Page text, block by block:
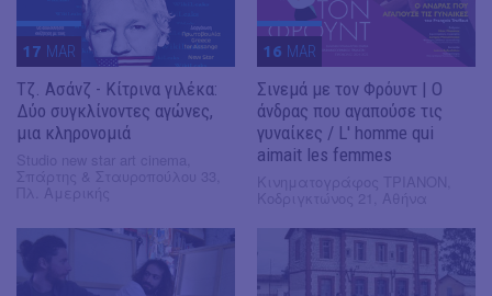
17 MAR
Τζ. Ασάνζ - Κίτρινα γιλέκα:
Δύο συγκλίνοντες αγώνες,
μια κληρονομιά
16 MAR
Σινεμά με τον Φρόυντ | Ο
άνδρας που αγαπούσε τις
γυναίκες / L' homme qui
aimait les femmes